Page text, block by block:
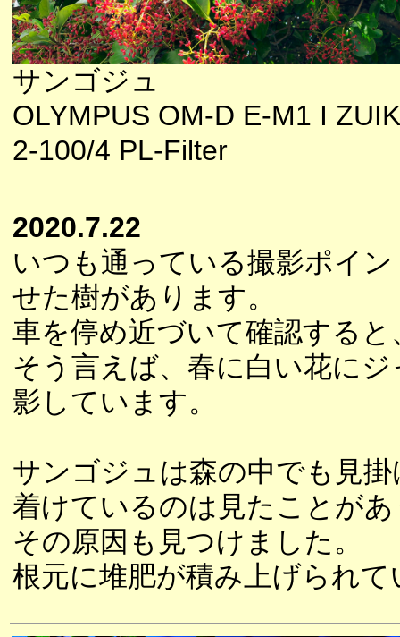
サンゴジュ
OLYMPUS OM-D E-M1 I
2-100/4 PL-Filter
2020.7.22
いつも通っている撮影ポイ
せた樹があります。
車を停め近づいて確認する
そう言えば、春に白い花に
影しています。
サンゴジュは森の中でも見
着けているのは見たことが
その原因も見つけました。
根元に堆肥が積み上げられ